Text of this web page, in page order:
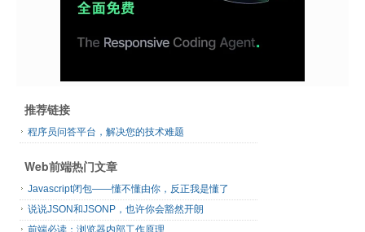
推荐链接
程序员问答平台，解决您的技术难题
Web前端热门文章
Javascript闭包——懂不懂由你，反正我是懂了
说说JSON和JSONP，也许你会豁然开朗
前端必读：浏览器内部工作原理